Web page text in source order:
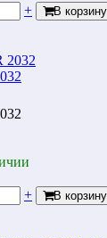
+ В корзину
+ В корзину